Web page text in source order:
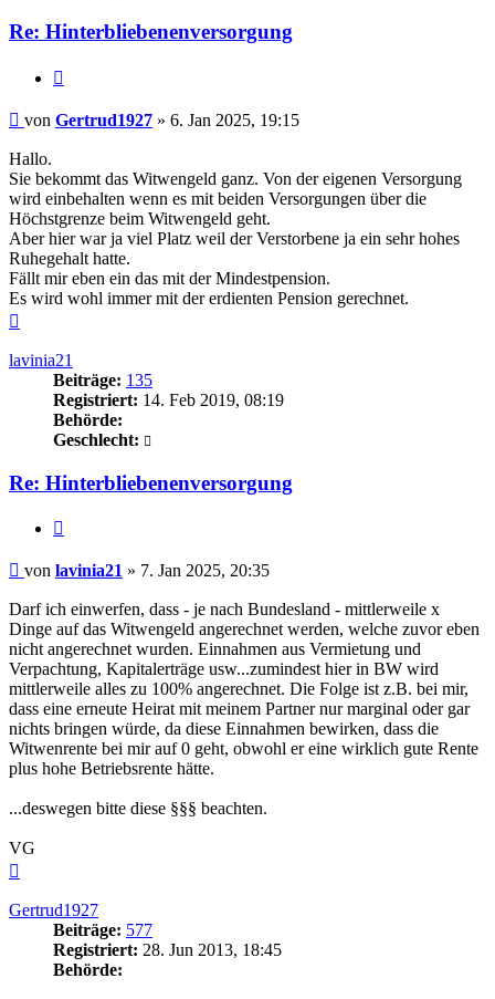
Re: Hinterbliebenenversorgung
Beitrag
von Gertrud1927 » 6. Jan 2025, 19:15
Hallo.
Sie bekommt das Witwengeld ganz. Von der eigenen Versorgung
wird einbehalten wenn es mit beiden Versorgungen über die
Höchstgrenze beim Witwengeld geht.
Aber hier war ja viel Platz weil der Verstorbene ja ein sehr hohes
Ruhegehalt hatte.
Fällt mir eben ein das mit der Mindestpension.
Es wird wohl immer mit der erdienten Pension gerechnet.
lavinia21
Beiträge: 135
Registriert: 14. Feb 2019, 08:19
Behörde:
Geschlecht:
Re: Hinterbliebenenversorgung
Beitrag
von lavinia21 » 7. Jan 2025, 20:35
Darf ich einwerfen, dass - je nach Bundesland - mittlerweile x
Dinge auf das Witwengeld angerechnet werden, welche zuvor eben
nicht angerechnet wurden. Einnahmen aus Vermietung und
Verpachtung, Kapitalerträge usw...zumindest hier in BW wird
mittlerweile alles zu 100% angerechnet. Die Folge ist z.B. bei mir,
dass eine erneute Heirat mit meinem Partner nur marginal oder gar
nichts bringen würde, da diese Einnahmen bewirken, dass die
Witwenrente bei mir auf 0 geht, obwohl er eine wirklich gute Rente
plus hohe Betriebsrente hätte.
...deswegen bitte diese §§§ beachten.
VG
Gertrud1927
Beiträge: 577
Registriert: 28. Jun 2013, 18:45
Behörde: